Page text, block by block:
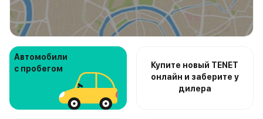
Автомобили
с пробегом
Купите новый TENET
онлайн и заберите у
дилера